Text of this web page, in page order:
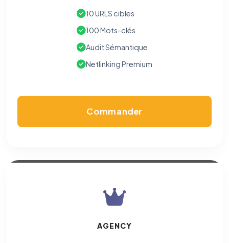
10 URLS cibles
100 Mots-clés
Audit Sémantique
Netlinking Premium
Commander
AGENCY